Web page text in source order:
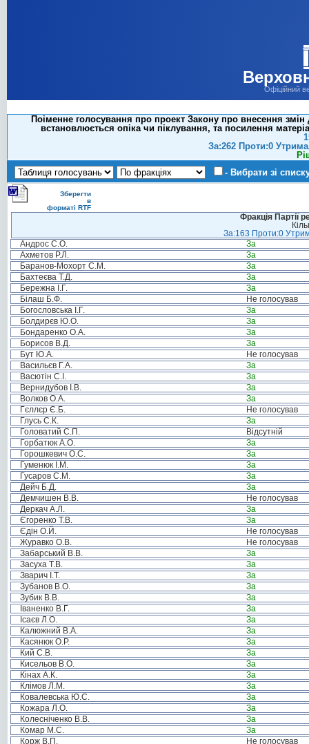
Офіційний
Поіменне голосування про проект Закону про внесення змін
встановлюється опіка чи піклування, та посилення
За:262 Проти:0
- Вибрати зі
Зберегти
в
форматі RTF
Фракція Партії
За:163 Проти:0
Андрос С.О.
За
Ахметов Р.Л.
За
Баранов-Мохорт С.М.
За
Бахтеєва Т.Д.
За
Бережна І.Г.
За
Білаш Б.Ф.
Не голосував
Богословська І.Г.
За
Болдирєв Ю.О.
За
Бондаренко О.А.
За
Борисов В.Д.
За
Бут Ю.А.
Не голосував
Васильєв Г.А.
За
Васютін С.І.
За
Вернидубов І.В.
За
Волков О.А.
За
Гєллєр Є.Б.
Не голосував
Глусь С.К.
За
Головатий С.П.
Відсутній
Горбатюк А.О.
За
Горошкевич О.С.
За
Гуменюк І.М.
За
Гусаров С.М.
За
Дейч Б.Д.
За
Демчишен В.В.
Не голосував
Деркач А.Л.
За
Єгоренко Т.В.
За
Єдін О.Й.
Не голосував
Журавко О.В.
Не голосував
Забарський В.В.
За
Засуха Т.В.
За
Зварич І.Т.
За
Зубанов В.О.
За
Зубик В.В.
За
Іваненко В.Г.
За
Ісаєв Л.О.
За
Калюжний В.А.
За
Касянюк О.Р.
За
Кий С.В.
За
Кисельов В.О.
За
Кінах А.К.
За
Клімов Л.М.
За
Ковалевська Ю.С.
За
Кожара Л.О.
За
Колесніченко В.В.
За
Комар М.С.
За
Корж В.П.
Не голосував